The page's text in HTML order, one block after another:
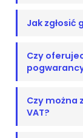
Jak
Czy
Czy można
VAT?